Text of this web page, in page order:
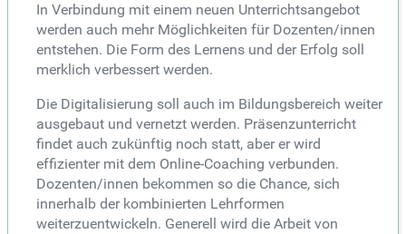
In Verbindung mit einem neuen Unterrichtsangebot
werden auch mehr Möglichkeiten für Dozenten/innen
entstehen. Die Form des Lernens und der Erfolg soll
merklich verbessert werden.
Die Digitalisierung soll auch im Bildungsbereich weiter
ausgebaut und vernetzt werden. Präsenzunterricht
findet auch zukünftig noch statt, aber er wird
effizienter mit dem Online-Coaching verbunden.
Dozenten/innen bekommen so die Chance, sich
innerhalb der kombinierten Lehrformen
weiterzuentwickeln. Generell wird die Arbeit von